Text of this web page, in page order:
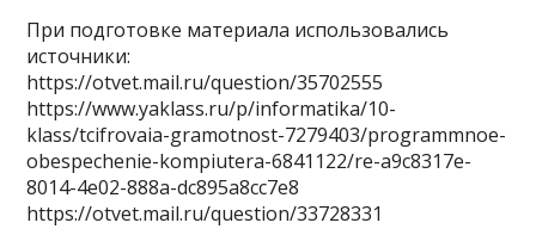
При подготовке материала использовались
источники:
https://otvet.mail.ru/question/35702555
https://www.yaklass.ru/p/informatika/10-
klass/tcifrovaia-gramotnost-7279403/programmnoe-
obespechenie-kompiutera-6841122/re-a9c8317e-
8014-4e02-888a-dc895a8cc7e8
https://otvet.mail.ru/question/33728331